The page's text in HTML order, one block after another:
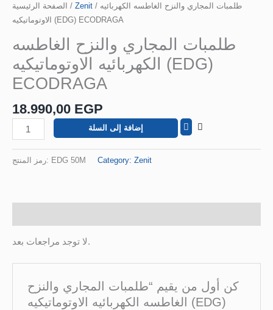
الصفحة الرئيسية / Zenit / طلمبات المجاري والنزح الغاطسه الكهربائيه
الاوتوماتيكيه (EDG) ECODRAGA
طلمبات المجاري والنزح الغاطسه
الكهربائيه الاوتوماتيكيه (EDG)
ECODRAGA
18.990,00 EGP
إضافة إلى السلة
رمز المنتج: EDG 50M Category: Zenit
لا توجد مراجعات بعد.
كن أول من يقيم “طلمبات المجاري والنزح
الغاطسه الكهربائيه الاوتوماتيكيه (EDG)